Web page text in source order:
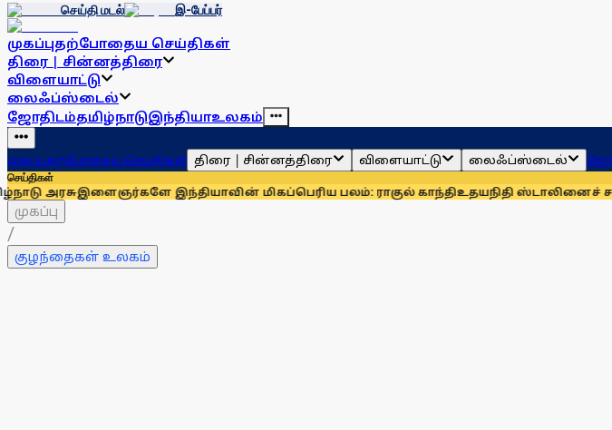
செய்தி மடல் இ-பேப்பர்
முகப்புதற்போதைய செய்திகள்
திரை | சின்னத்திரை
விளையாட்டு
லைஃப்ஸ்டைல்
ஜோதிடம்தமிழ்நாடுஇந்தியாஉலகம்
முகப்புதற்போதைய செய்திகள் திரை | சின்னத்திரை விளையாட்டு லைஃப்ஸ்டைல்
செய்திகள்
இந்தியாவின் மிகப்பெரிய பலம்: ராகுல் காந்திஉதயநிதி ஸ்டாலினைச் சந்தித்து
முகப்பு
/
குழந்தைகள் உலகம்